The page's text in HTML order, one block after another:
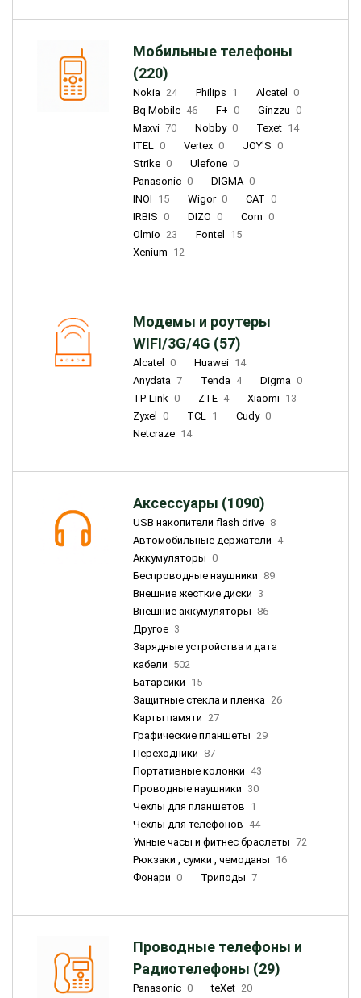
Мобильные телефоны
(220)
Nokia 24 Philips 1 Alcatel
0
Bq Mobile 46 F+ 0 Ginzzu 0
Maxvi 70 Nobby 0 Texet 14
ITEL 0 Vertex 0 JOY'S 0
Strike 0 Ulefone 0
Panasonic 0 DIGMA 0
INOI 15 Wigor 0 CAT 0
IRBIS 0 DIZO 0 Corn 0
Olmio 23 Fontel
15
Xenium 12
Модемы и роутеры
WIFI/3G/4G (57)
Alcatel 0 Huawei 14
Anydata 7 Tenda 4 Digma 0
TP-Link 0 ZTE 4 Xiaomi 13
Zyxel
0 TCL 1 Cudy 0
Netcraze 14
Аксессуары (1090)
USB накопители flash drive 8
Автомобильные держатели 4
Аккумуляторы 0
Беспроводные наушники 89
Внешние жесткие диски 3
Внешние аккумуляторы 86
Другое 3
Зарядные устройства и дата
кабели 502
Батарейки 15
Защитные стекла и пленка 26
Карты памяти 27
Графические планшеты 29
Переходники 87
Портативные колонки 43
Проводные наушники 30
Чехлы для планшетов 1
Чехлы для телефонов 44
Умные часы и фитнес браслеты 72
Рюкзаки , сумки , чемоданы 16
Фонари 0 Триподы 7
Проводные телефоны и
Радиотелефоны (29)
Panasonic 0 teXet 20